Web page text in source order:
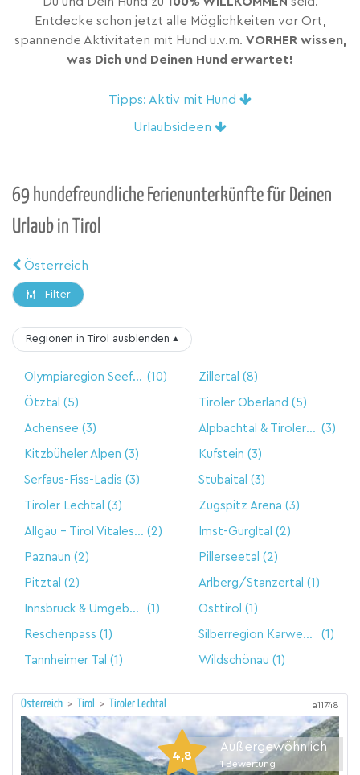
Entdecke schon jetzt alle Möglichkeiten vor Ort,
spannende Aktivitäten mit Hund u.v.m. VORHER wissen,
was Dich und Deinen Hund erwartet!
Tipps: Aktiv mit Hund
Urlaubsideen
69 hundefreundliche Ferienunterkünfte für Deinen
Urlaub in Tirol
Österreich
Filter
Regionen in Tirol ausblenden ▴
Olympiaregion Seefeld (10) Zillertal (8)
Ötztal (5) Tiroler Oberland (5)
Achensee (3) Alpbachtal & Tiroler Seenland (3)
Kitzbüheler Alpen (3) Kufstein (3)
Serfaus-Fiss-Ladis (3) Stubaital (3)
Tiroler Lechtal (3) Zugspitz Arena (3)
Allgäu - Tirol Vitales Land (2) Imst-Gurgltal (2)
Paznaun (2) Pillerseetal (2)
Pitztal (2) Arlberg/Stanzertal (1)
Innsbruck & Umgebung (1) Osttirol (1)
Reschenpass (1) Silberregion Karwendel (1)
Tannheimer Tal (1) Wildschönau (1)
Österreich > Tirol > Tiroler Lechtal a11748
4,8
Außergewöhnlich
1 Bewertung